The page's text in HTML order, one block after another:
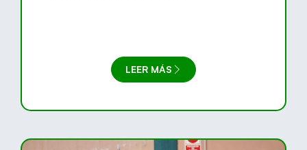
LEER MÁS